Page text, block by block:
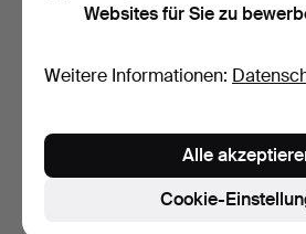
Websites für Sie zu
Weitere Informationen:
Cookie-
Alle